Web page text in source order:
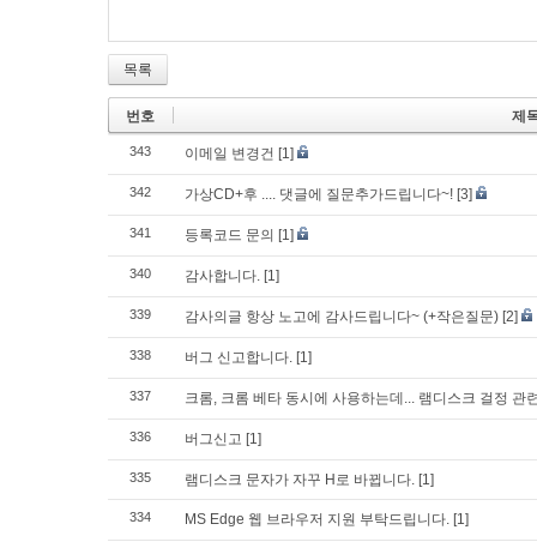
목록
번호 제
343 이메일 변경건 [1]
342 가상CD+후 .... 댓글에 질문추가드립니다~! [3]
341 등록코드 문의 [1]
340 감사합니다. [1]
339 감사의글 항상 노고에 감사드립니다~ (+작은질문) [2]
338 버그 신고합니다. [1]
337 크롬, 크롬 베타 동시에 사용하는데... 램디스크 걸정 관
336 버그신고 [1]
335 램디스크 문자가 자꾸 H로 바뀝니다. [1]
334 MS Edge 웹 브라우저 지원 부탁드립니다. [1]